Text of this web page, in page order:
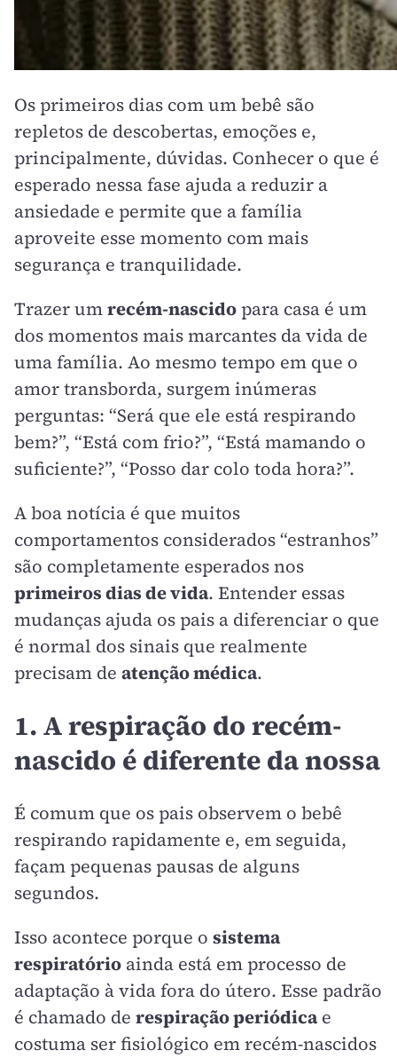
Os primeiros dias com um bebê são
repletos de descobertas, emoções e,
principalmente, dúvidas. Conhecer o que é
esperado nessa fase ajuda a reduzir a
ansiedade e permite que a família
aproveite esse momento com mais
segurança e tranquilidade.
Trazer umrecém-nascidopara casa é um
dos momentos mais marcantes da vida de
uma família. Ao mesmo tempo em que o
amor transborda, surgem inúmeras
perguntas: “Será que ele está respirando
bem?”, “Está com frio?”, “Está mamando o
suficiente?”, “Posso dar colo toda hora?”.
A boa notícia é que muitos
comportamentos considerados “estranhos”
são completamente esperados nos
primeiros dias de vida. Entender essas
mudanças ajuda os pais a diferenciar o que
é normal dos sinais que realmente
precisam de atenção médica.
1. A respiração do recém-
nascido é diferente da nossa
É comum que os pais observem o bebê
respirando rapidamente e, em seguida,
façam pequenas pausas de alguns
segundos.
Isso acontece porque o sistema
respiratório ainda está em processo de
adaptação à vida fora do útero. Esse padrão
é chamado de respiração periódicae
costuma ser fisiológico em recém-nascidos